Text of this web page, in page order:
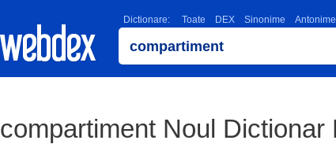
Dictionare: Toate DEX Sinonime Antonime
compartiment Noul